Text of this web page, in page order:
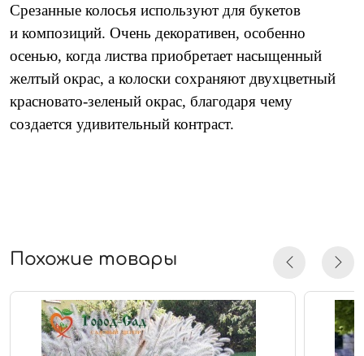
Срезанные колосья используют для букетов
и композиций. Очень декоративен, особенно
осенью, когда листва приобретает насыщенный
желтый окрас, а колоски сохраняют двухцветный
красновато-зеленый окрас, благодаря чему
создается удивительный контраст.
Похожие товары